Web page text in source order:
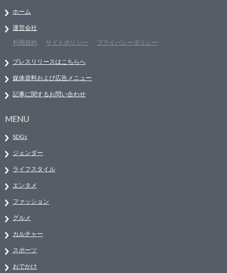
ホーム
運営会社
利用規約
サイトポリシー プライバシーポリシー
プレスリリースはこちらへ
媒体資料および広告メニュー
記事に関するお問い合わせ
MENU
SDGs
ジェンダー
ライフスタイル
エンタメ
ファッション
グルメ
カルチャー
スポーツ
おでかけ